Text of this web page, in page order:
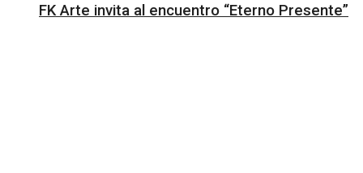
FK Arte invita al encuentro “Eterno Presente”